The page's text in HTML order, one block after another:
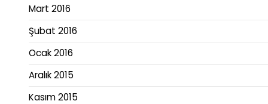
Mart 2016
Şubat 2016
Ocak 2016
Aralık 2015
Kasım 2015